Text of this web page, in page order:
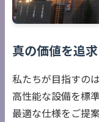
真の価値を追
私たちが目指すの
高性能な設備を標
最適な仕様をご提